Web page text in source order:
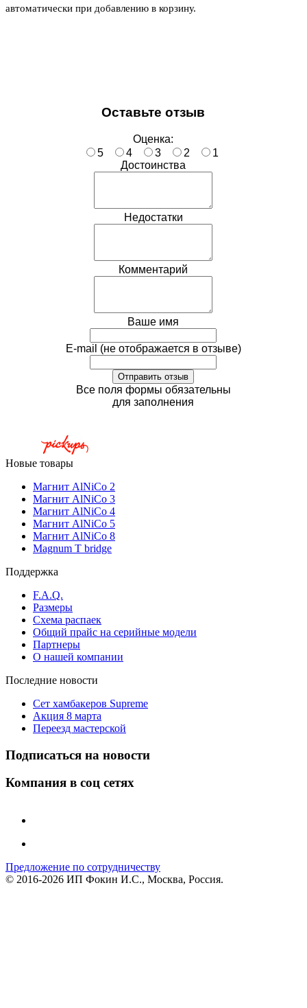
автоматически при добавлению в корзину.
Оставьте отзыв
Оценка:
5
4 3 2
1
Достоинства
Недостатки
Комментарий
Ваше имя
E-mail (не отображается в отзыве)
Все поля формы обязательны
для заполнения
Новые товары
Магнит AlNiCo 2
Магнит AlNiCo 3
Магнит AlNiCo 4
Магнит AlNiCo 5
Магнит AlNiCo 8
Magnum T bridge
Поддержка
F.A.Q.
Размеры
Схема распаек
Общий прайс на серийные модели
Партнеры
О нашей компании
Последние новости
Сет хамбакеров Supreme
Акция 8 марта
Переезд мастерской
Подписаться на новости
Компания в соц сетях
Предложение по сотрудничеству
© 2016-2026 ИП Фокин И.С., Москва, Россия.